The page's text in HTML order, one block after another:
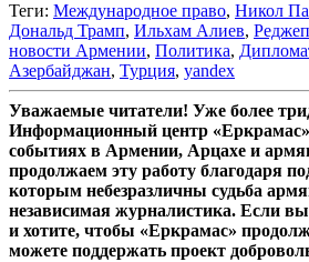
Теги: Международное право, Никол
Дональд Трамп, Ильхам Алиев,
новости Армении, Политика,
Азербайджан, Турция, yandex
Уважаемые читатели! Уже более
Информационный центр «Еркрамас»
событиях в Армении, Арцахе и
продолжаем эту работу благодаря
которым небезразличны судьба
независимая журналистика. Если
и хотите, чтобы «Еркрамас»
можете поддержать проект